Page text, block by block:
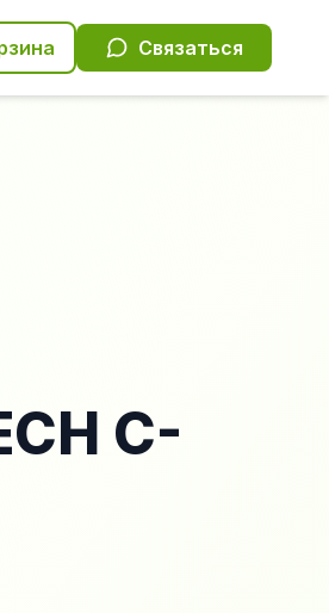
Связаться
C-